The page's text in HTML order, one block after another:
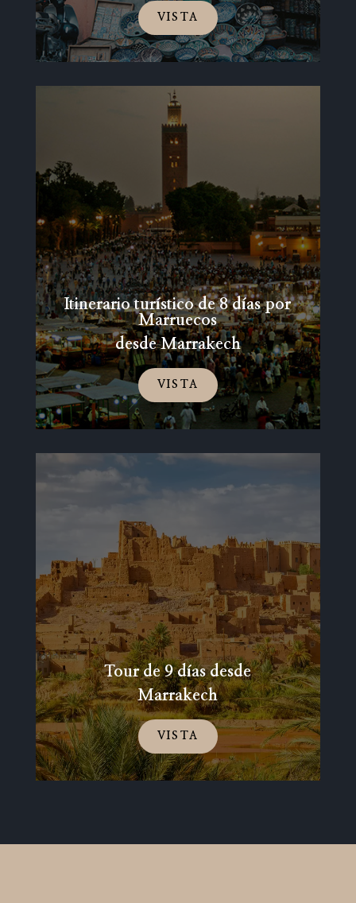
VISTA
Itinerario turístico de 8 días por
Marruecos
desde Marrakech
VISTA
Tour de 9 días desde
Marrakech
VISTA